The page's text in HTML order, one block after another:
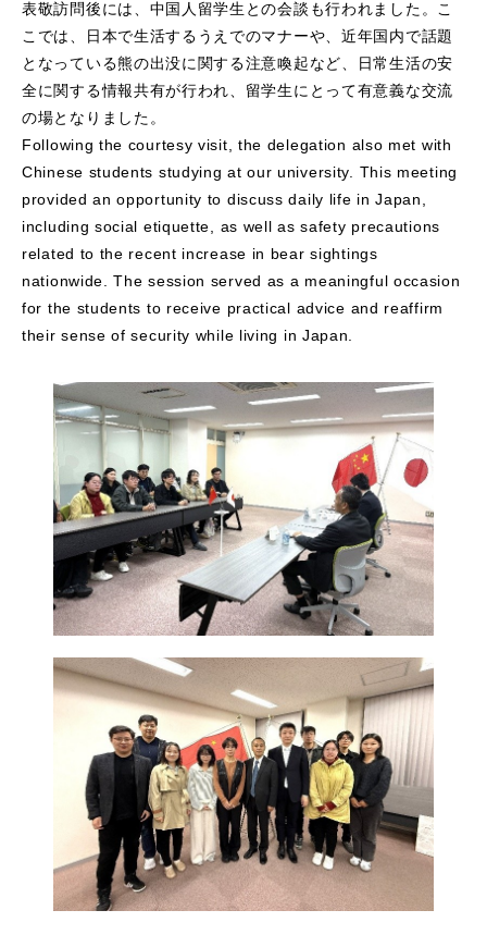
表敬訪問後には、中国人留学生との会談も行われました。こ
こでは、日本で生活するうえでのマナーや、近年国内で話題
となっている熊の出没に関する注意喚起など、日常生活の安
全に関する情報共有が行われ、留学生にとって有意義な交流
の場となりました。
Following the courtesy visit, the delegation also met with
Chinese students studying at our university. This meeting
provided an opportunity to discuss daily life in Japan,
including social etiquette, as well as safety precautions
related to the recent increase in bear sightings
nationwide. The session served as a meaningful occasion
for the students to receive practical advice and reaffirm
their sense of security while living in Japan.